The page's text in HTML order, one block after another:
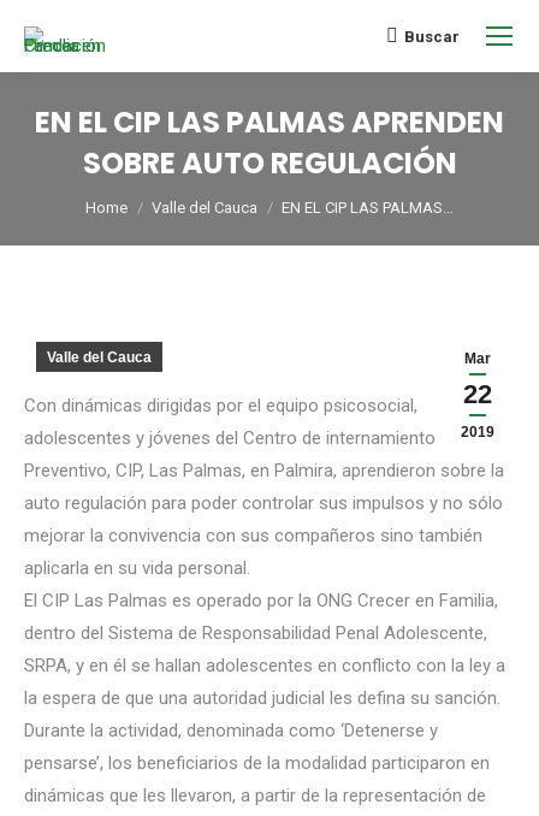
Buscar
EN EL CIP LAS PALMAS APRENDEN
SOBRE AUTO REGULACIÓN
You are here:
Home Valle del Cauca EN EL CIP LAS PALMAS…
Mar
22
2019
Valle del Cauca
Con dinámicas dirigidas por el equipo psicosocial,
adolescentes y jóvenes del Centro de internamiento
Preventivo, CIP, Las Palmas, en Palmira, aprendieron sobre la
auto regulación para poder controlar sus impulsos y no sólo
mejorar la convivencia con sus compañeros sino también
aplicarla en su vida personal.
El CIP Las Palmas es operado por la ONG Crecer en Familia,
dentro del Sistema de Responsabilidad Penal Adolescente,
SRPA, y en él se hallan adolescentes en conflicto con la ley a
la espera de que una autoridad judicial les defina su sanción.
Durante la actividad, denominada como ‘Detenerse y
pensarse’, los beneficiarios de la modalidad participaron en
dinámicas que les llevaron, a partir de la representación de